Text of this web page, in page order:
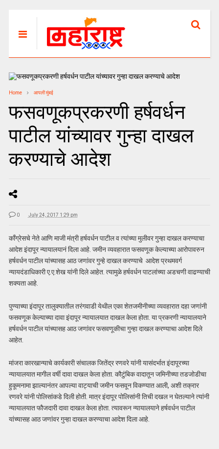
Home आपली मुंबई
फसवणूकप्रकरणी हर्षवर्धन
पाटील यांच्यावर गुन्हा दाखल
करण्याचे आदेश
0 July 24, 2017 1:29 pm
काँग्रेसचे नेते आणि माजी मंत्री हर्षवर्धन पाटील व त्यांच्या मुलीवर गुन्हा दाखल करण्याचा
आदेश इंदापूर न्यायालयानं दिला आहे. जमीन व्यवहारात फसवणूक केल्याच्या आरोपावरुन
हर्षवर्धन पाटील यांच्यासह आठ जणांवर गुन्हे दाखल करण्याचे आदेश प्रथमवर्ग
न्यायदंडाधिकारी ए.ए.शेख यांनी दिले आहेत. त्यामुळे हर्षवर्धन पाटलांच्या अडचणी वाढण्याची
शक्यता आहे.
पुण्याच्या इंदापूर तालुक्यातील तरंगवाडी येथील एका शेतजमीनीच्या व्यवहारात दहा जणांनी
फसवणूक केल्याच्या दावा इंदापूर न्यायालयात दाखल केला होता. या प्रकरणी न्यायालयाने
हर्षवर्धन पाटील यांच्यासह आठ जणांवर फसवणूकीचा गुन्हा दाखल करण्याचा आदेश दिले
आहेत.
मांजरा कारखान्याचे कार्यकारी संचालक जितेंद्र रणवरे यांनी यासंदर्भात इंदापूरच्या
न्यायालयात मागील वर्षी दावा दाखल केला होता. कौटुंबिक वादातून जमिनीच्या तडजोडीचा
हुकूमनामा झाल्यानंतर आपल्या वाट्याची जमीन फसवून विकण्यात आली, अशी तक्रार
रणवरे यांनी पोलिसांकडे दिली होती. मात्र इंदापूर पोलिसांनी तिची दखल न घेतल्याने त्यांनी
न्यायालयात फौजदारी दावा दाखल केला होता. त्यावरून न्यायालयाने हर्षवर्धन पाटील
यांच्यासह आठ जणांवर गुन्हा दाखल करण्याचा आदेश दिला आहे.